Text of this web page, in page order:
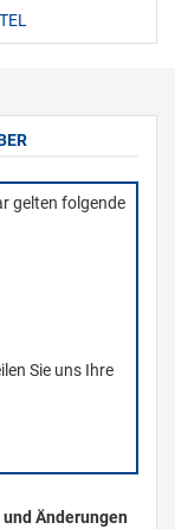
gelten folgende
Sie uns Ihre
Änderungen